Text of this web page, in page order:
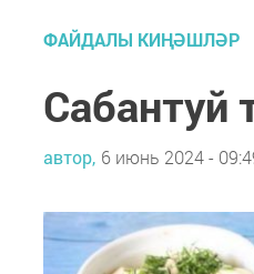
ФАЙДАЛЫ КИҢӘШЛӘР
Сабантуй
автор, 6 июнь 2024 -